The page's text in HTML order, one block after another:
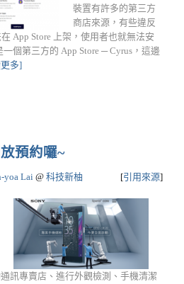
裝置有許多的第三方
商店來源，有些違反
App Store 上架，使用者也就無法安
個第三方的 App Store ─ Cyrus，這邊
多]
預約囉~
yoa Lai @ 科技新柚 [引用來源]
訊專賣店、進行外觀檢測、手機清潔